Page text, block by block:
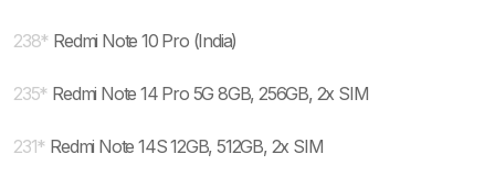
238* Redmi Note 10 Pro (India)
235* Redmi Note 14 Pro 5G 8GB, 256GB, 2x SIM
231* Redmi Note 14S 12GB, 512GB, 2x SIM